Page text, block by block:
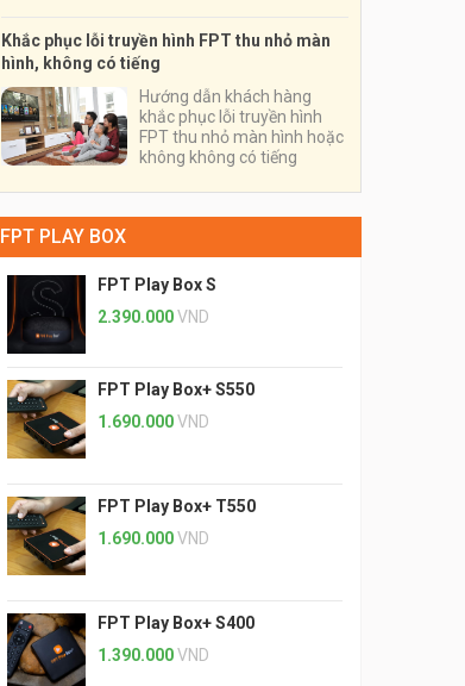
Khắc phục lỗi truyền hình FPT thu nhỏ màn
hình, không có tiếng
Hướng dẫn khách hàng
khắc phục lỗi truyền hình
FPT thu nhỏ màn hình hoặc
không không có tiếng
FPT PLAY BOX
FPT Play Box S
2.390.000VND
FPT Play Box+ S550
1.690.000VND
FPT Play Box+ T550
1.690.000VND
FPT Play Box+ S400
1.390.000VND